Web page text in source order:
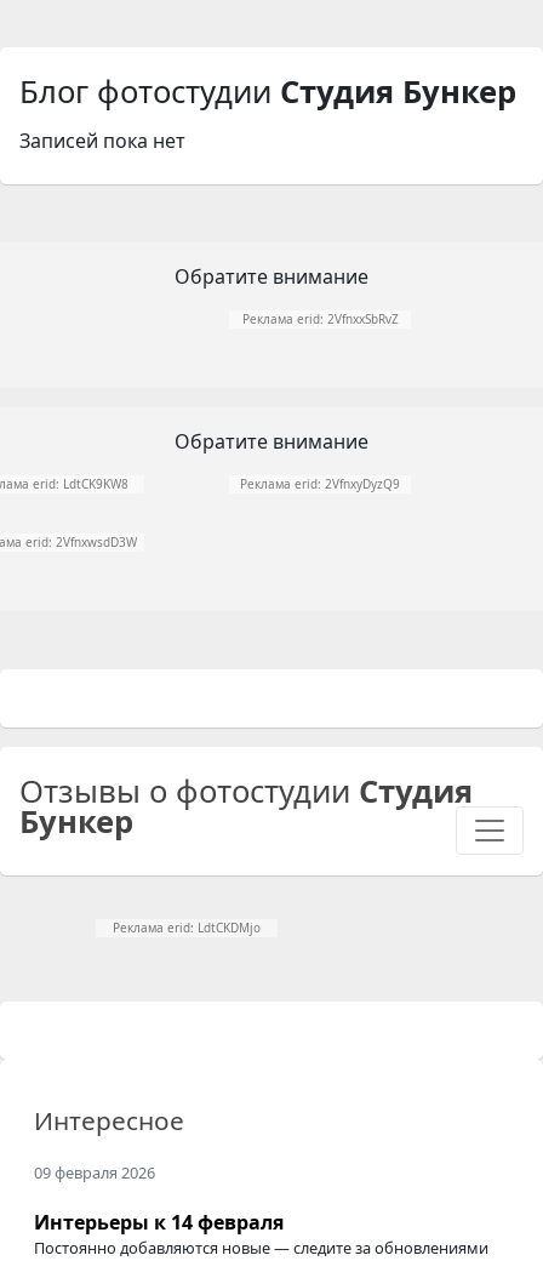
Блог фотостудии Студия Бункер
Записей пока нет
Обратите внимание
Реклама erid: 2VfnxxSbRvZ
Обратите внимание
erid: LdtCK9KW8 Реклама erid: 2VfnxyDyzQ9
erid: 2VfnxwsdD3W
Отзывы о фотостудии Студия
Бункер
Реклама erid: LdtCKDMjo
Интересное
09 февраля 2026
Интерьеры к 14 февраля
Постоянно добавляются новые — следите за обновлениями